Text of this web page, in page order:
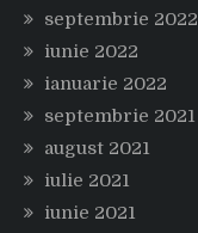
septembrie 2022
iunie 2022
ianuarie 2022
septembrie 2021
august 2021
iulie 2021
iunie 2021